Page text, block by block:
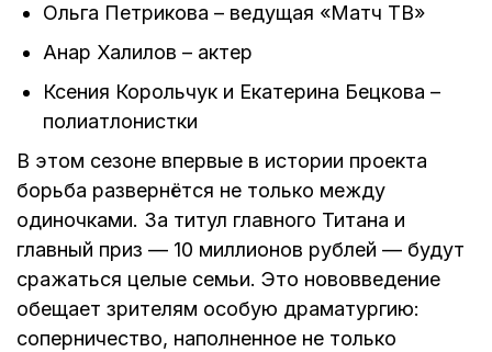
Ольга Петрикова – ведущая «Матч ТВ»
Анар Халилов – актер
Ксения Корольчук и Екатерина Бецкова –
полиатлонистки
В этом сезоне впервые в истории проекта
борьба развернётся не только между
одиночками. За титул главного Титана и
главный приз — 10 миллионов рублей — будут
сражаться целые семьи. Это нововведение
обещает зрителям особую драматургию:
соперничество, наполненное не только